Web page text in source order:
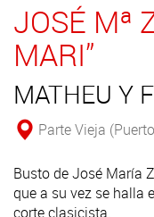
JOSÉ Mª
MARI”
MATHEU Y
Parte Vieja
Busto de José María
que a su vez se halla
corte clasicista.